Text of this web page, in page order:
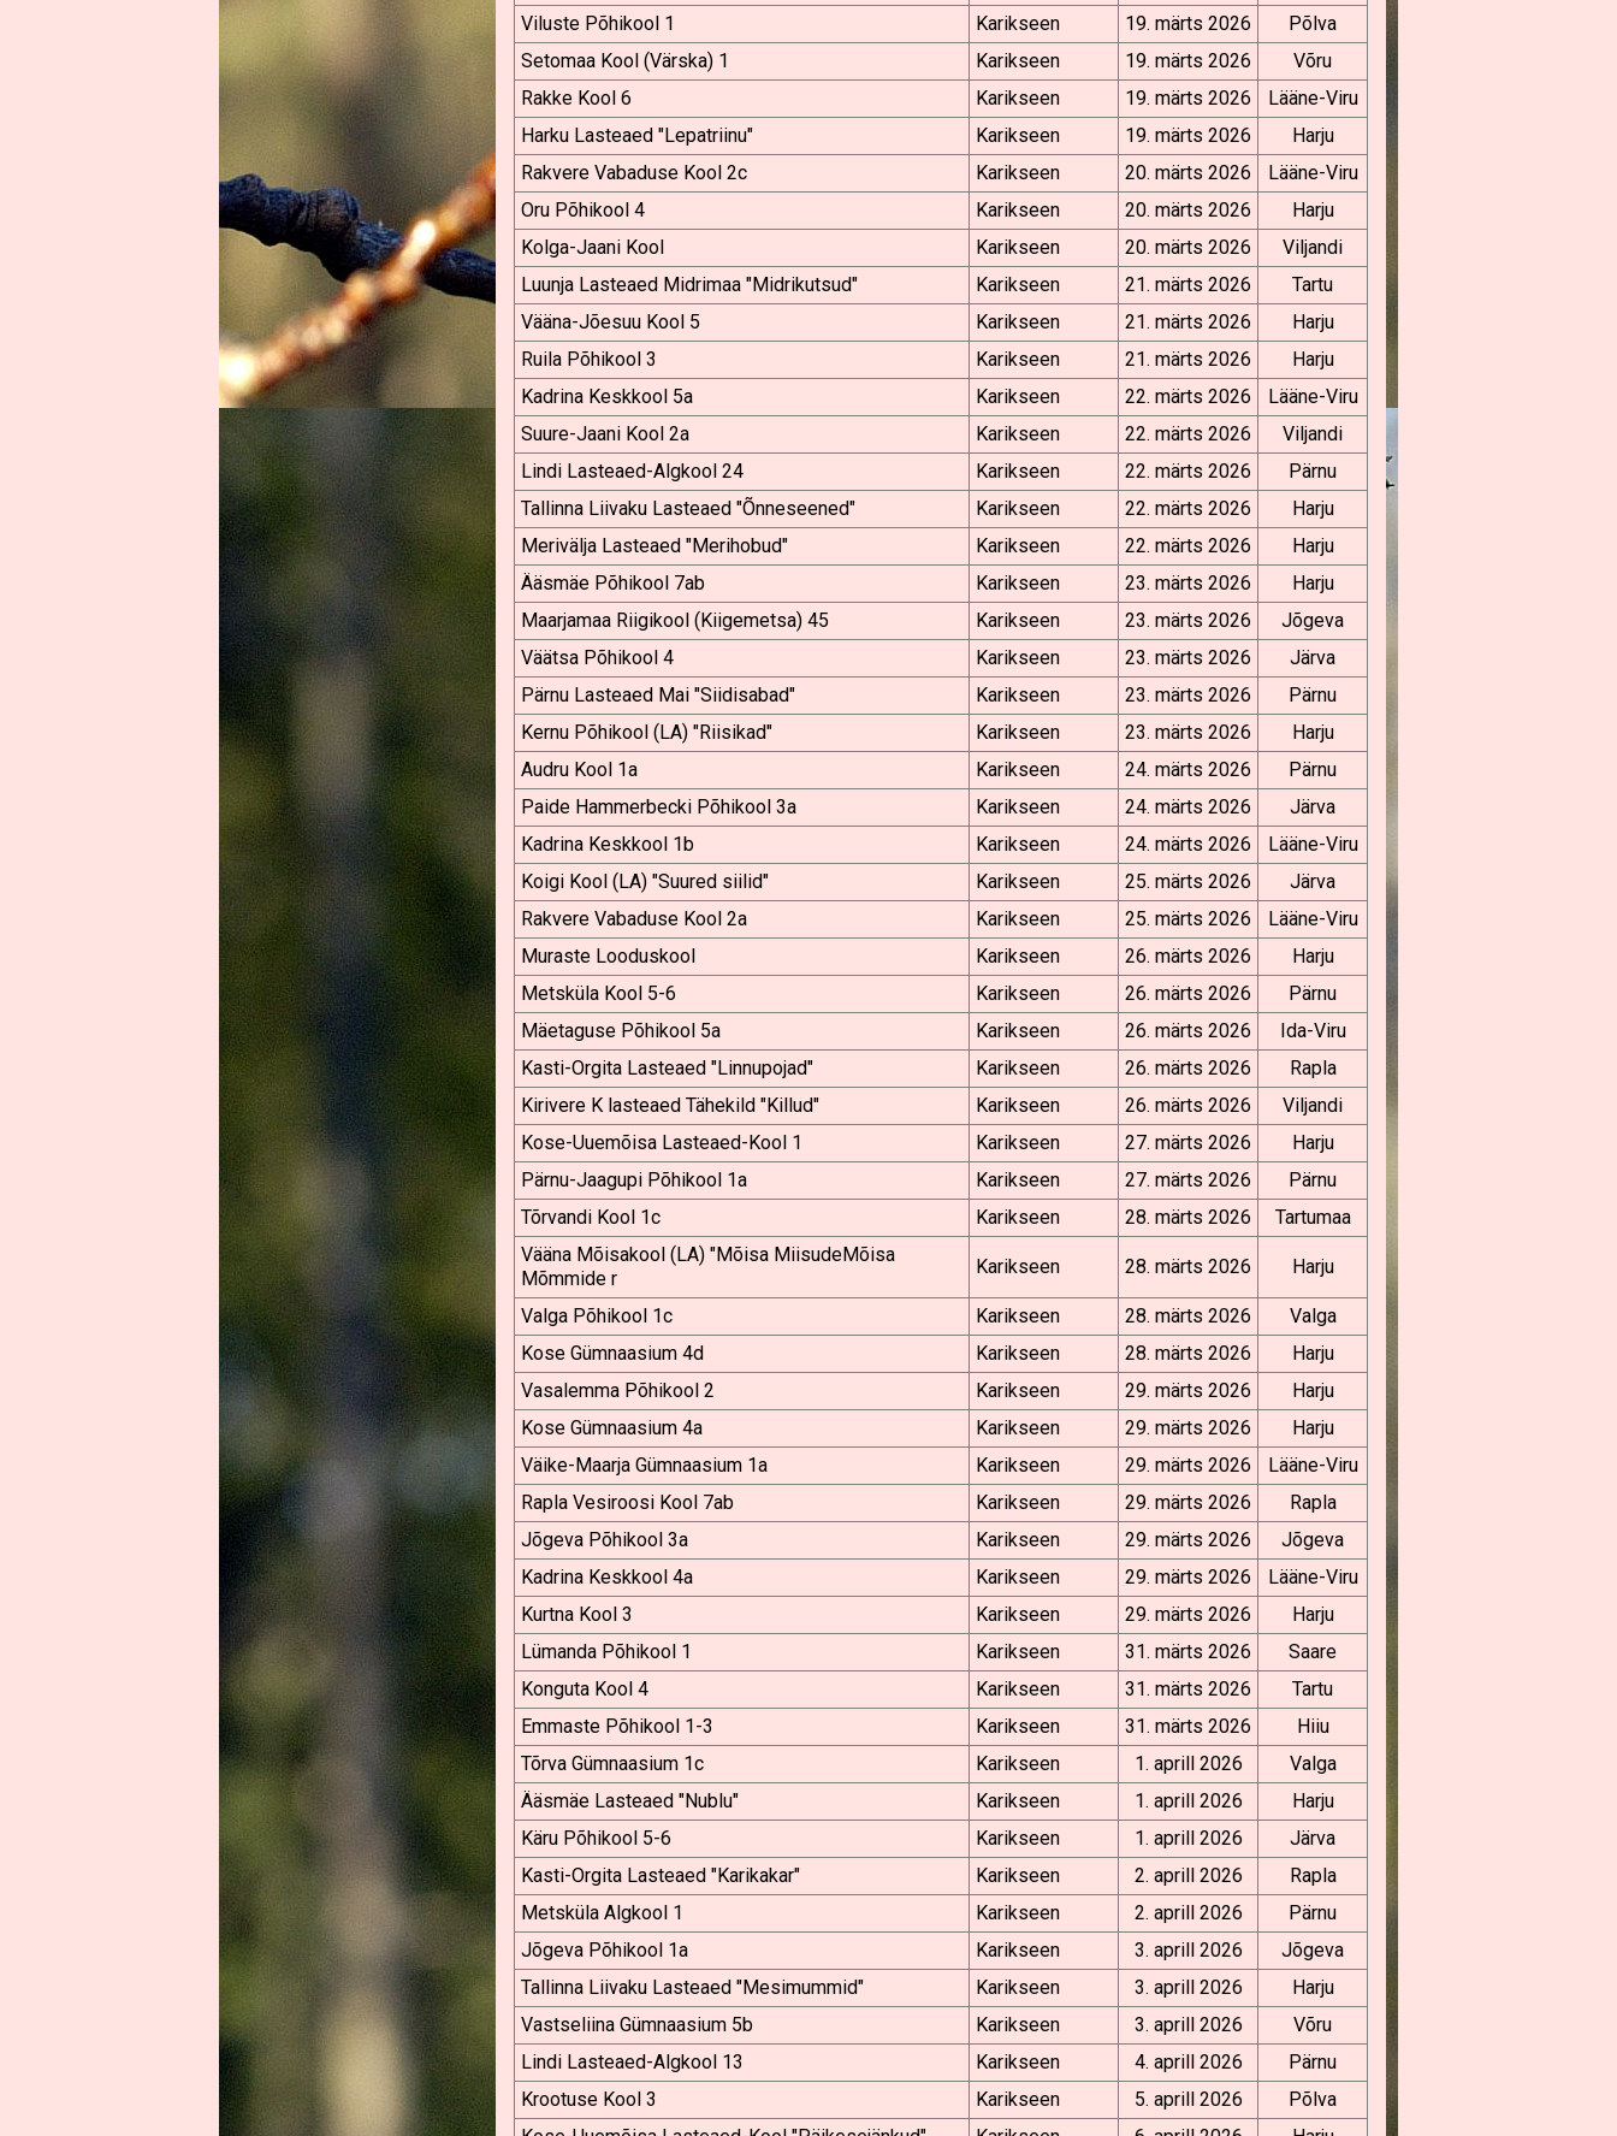
Viluste Põhikool 1
Karikseen 19. märts 2026
Põlva
Setomaa Kool (Värska) 1
Karikseen 19. märts 2026
Võru
Rakke Kool 6
Karikseen 19. märts 2026
Lääne-Viru
Harku Lasteaed "Lepatriinu"
Karikseen 19. märts 2026
Harju
Rakvere Vabaduse Kool 2c
Karikseen 20. märts 2026
Lääne-Viru
Oru Põhikool 4
Karikseen 20. märts 2026
Harju
Kolga-Jaani Kool
Karikseen 20. märts 2026
Viljandi
Luunja Lasteaed Midrimaa "Midrikutsud"
Karikseen 21. märts 2026
Tartu
Vääna-Jõesuu Kool 5
Karikseen 21. märts 2026
Harju
Ruila Põhikool 3
Karikseen 21. märts 2026
Harju
Kadrina Keskkool 5a
Karikseen 22. märts 2026
Lääne-Viru
Suure-Jaani Kool 2a
Karikseen 22. märts 2026
Viljandi
Lindi Lasteaed-Algkool 24
Karikseen 22. märts 2026
Pärnu
Tallinna Liivaku Lasteaed "Õnneseened"
Karikseen 22. märts 2026
Harju
Merivälja Lasteaed "Merihobud"
Karikseen 22. märts 2026
Harju
Ääsmäe Põhikool 7ab
Karikseen 23. märts 2026
Harju
Maarjamaa Riigikool (Kiigemetsa) 45
Karikseen 23. märts 2026
Jõgeva
Väätsa Põhikool 4
Karikseen 23. märts 2026
Järva
Pärnu Lasteaed Mai "Siidisabad"
Karikseen 23. märts 2026
Pärnu
Kernu Põhikool (LA) "Riisikad"
Karikseen 23. märts 2026
Harju
Audru Kool 1a
Karikseen 24. märts 2026
Pärnu
Paide Hammerbecki Põhikool 3a
Karikseen 24. märts 2026
Järva
Kadrina Keskkool 1b
Karikseen 24. märts 2026
Lääne-Viru
Koigi Kool (LA) "Suured siilid"
Karikseen 25. märts 2026
Järva
Rakvere Vabaduse Kool 2a
Karikseen 25. märts 2026
Lääne-Viru
Muraste Looduskool
Karikseen 26. märts 2026
Harju
Metsküla Kool 5-6
Karikseen 26. märts 2026
Pärnu
Mäetaguse Põhikool 5a
Karikseen 26. märts 2026
Ida-Viru
Kasti-Orgita Lasteaed "Linnupojad"
Karikseen 26. märts 2026
Rapla
Kirivere K lasteaed Tähekild "Killud"
Karikseen 26. märts 2026
Viljandi
Kose-Uuemõisa Lasteaed-Kool 1
Karikseen 27. märts 2026
Harju
Pärnu-Jaagupi Põhikool 1a
Karikseen 27. märts 2026
Pärnu
Tõrvandi Kool 1c
Karikseen 28. märts 2026
Tartumaa
Vääna Mõisakool (LA) "Mõisa MiisudeMõisa
Mõmmide r
Karikseen 28. märts 2026 Harju
Valga Põhikool 1c Karikseen 28. märts 2026
Valga
Kose Gümnaasium 4d
Karikseen 28. märts 2026
Harju
Vasalemma Põhikool 2
Karikseen 29. märts 2026
Harju
Kose Gümnaasium 4a
Karikseen 29. märts 2026
Harju
Väike-Maarja Gümnaasium 1a
Karikseen 29. märts 2026
Lääne-Viru
Rapla Vesiroosi Kool 7ab
Karikseen 29. märts 2026
Rapla
Jõgeva Põhikool 3a
Karikseen 29. märts 2026
Jõgeva
Kadrina Keskkool 4a
Karikseen 29. märts 2026
Lääne-Viru
Kurtna Kool 3
Karikseen 29. märts 2026
Harju
Lümanda Põhikool 1
Karikseen 31. märts 2026
Saare
Konguta Kool 4
Karikseen 31. märts 2026
Tartu
Emmaste Põhikool 1-3
Karikseen 31. märts 2026
Hiiu
Tõrva Gümnaasium 1c
Karikseen 1. aprill 2026
Valga
Ääsmäe Lasteaed "Nublu"
Karikseen 1. aprill 2026
Harju
Käru Põhikool 5-6
Karikseen 1. aprill 2026
Järva
Kasti-Orgita Lasteaed "Karikakar"
Karikseen 2. aprill 2026
Rapla
Metsküla Algkool 1
Karikseen 2. aprill 2026
Pärnu
Jõgeva Põhikool 1a
Karikseen 3. aprill 2026
Jõgeva
Tallinna Liivaku Lasteaed "Mesimummid"
Karikseen 3. aprill 2026
Harju
Vastseliina Gümnaasium 5b
Karikseen 3. aprill 2026
Võru
Lindi Lasteaed-Algkool 13
Karikseen 4. aprill 2026
Pärnu
Krootuse Kool 3
Karikseen 5. aprill 2026
Põlva